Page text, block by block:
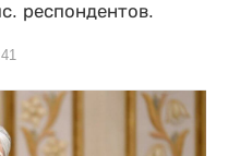
респондентов.